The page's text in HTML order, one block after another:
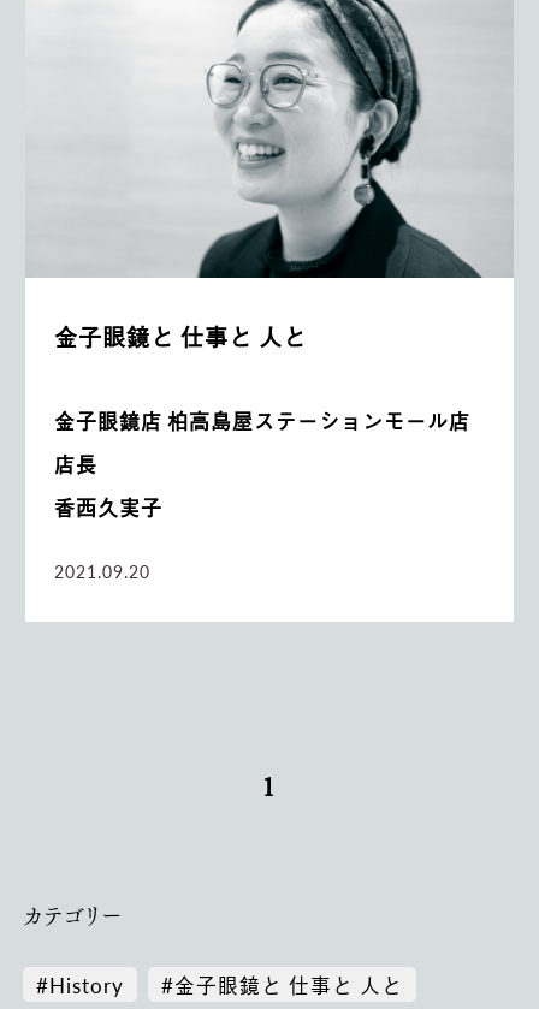
金子眼鏡と 仕事と 人と
金子眼鏡店 柏高島屋ステーションモール店
店長
香西久実子
2021.09.20
1
カテゴリー
#History
#金子眼鏡と 仕事と 人と